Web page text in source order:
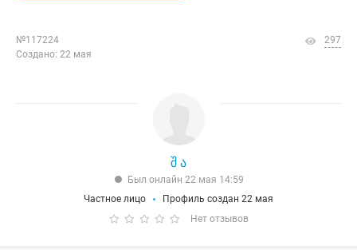
№117224
Создано: 22 мая
297
შ ა
Был онлайн 22 мая 14:59
Частное лицо
Профиль создан 22 мая
Нет отзывов